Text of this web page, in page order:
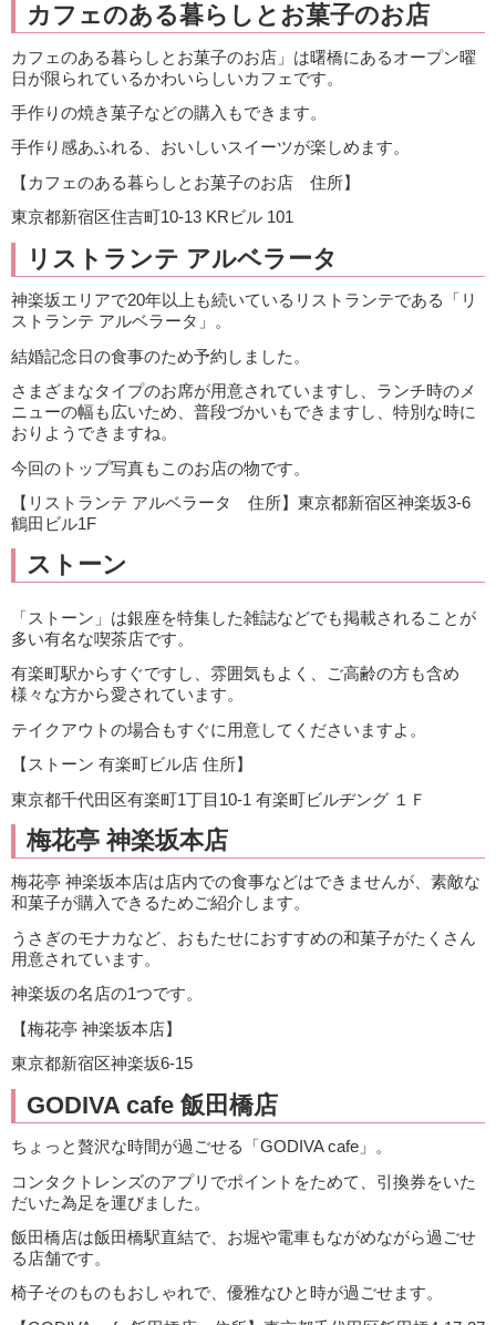
カフェのある暮らしとお菓子のお店
カフェのある暮らしとお菓子のお店」は曙橋にあるオープン曜
日が限られているかわいらしいカフェです。
手作りの焼き菓子などの購入もできます。
手作り感あふれる、おいしいスイーツが楽しめます。
【カフェのある暮らしとお菓子のお店 住所】
東京都新宿区住吉町10-13 KRビル 101
リストランテ アルベラータ
神楽坂エリアで20年以上も続いているリストランテである「リ
ストランテ アルベラータ」。
結婚記念日の食事のため予約しました。
さまざまなタイプのお席が用意されていますし、ランチ時のメ
ニューの幅も広いため、普段づかいもできますし、特別な時に
おりようできますね。
今回のトップ写真もこのお店の物です。
【リストランテ アルベラータ 住所】東京都新宿区神楽坂3-6
鶴田ビル1F
ストーン
「ストーン」は銀座を特集した雑誌などでも掲載されることが
多い有名な喫茶店です。
有楽町駅からすぐですし、雰囲気もよく、ご高齢の方も含め
様々な方から愛されています。
テイクアウトの場合もすぐに用意してくださいますよ。
【ストーン 有楽町ビル店 住所】
東京都千代田区有楽町1丁目10-1 有楽町ビルヂング １Ｆ
梅花亭 神楽坂本店
梅花亭 神楽坂本店は店内での食事などはできませんが、素敵な
和菓子が購入できるためご紹介します。
うさぎのモナカなど、おもたせにおすすめの和菓子がたくさん
用意されています。
神楽坂の名店の1つです。
【梅花亭 神楽坂本店】
東京都新宿区神楽坂6-15
GODIVA cafe 飯田橋店
ちょっと贅沢な時間が過ごせる「GODIVA cafe」。
コンタクトレンズのアプリでポイントをためて、引換券をいた
だいた為足を運びました。
飯田橋店は飯田橋駅直結で、お堀や電車もながめながら過ごせ
る店舗です。
椅子そのものもおしゃれで、優雅なひと時が過ごせます。